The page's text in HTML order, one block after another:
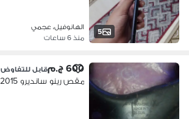
5
الهانوفيل، عجمي
منذ 6 ساعات
600 ج.م قابل للتفاوض
مقص رينو سانديرو 2015